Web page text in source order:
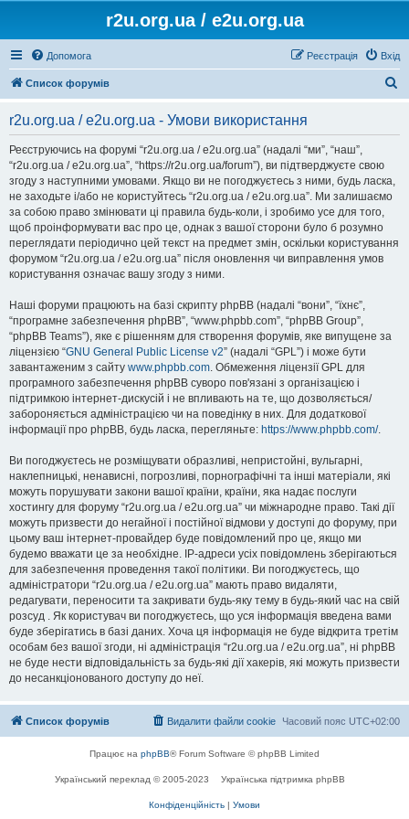
r2u.org.ua / e2u.org.ua
Допомога Вхід
Реєстрація
Список форумів
r2u.org.ua / e2u.org.ua - Умови використання
Реєструючись на форумі “r2u.org.ua / e2u.org.ua” (надалі “ми”, “наш”,
“r2u.org.ua / e2u.org.ua”, “https://r2u.org.ua/forum”), ви підтверджуєте свою
згоду з наступними умовами. Якщо ви не погоджуєтесь з ними, будь ласка,
не заходьте і/або не користуйтесь “r2u.org.ua / e2u.org.ua”. Ми залишаємо
за собою право змінювати ці правила будь-коли, і зробимо усе для того,
щоб проінформувати вас про це, однак з вашої сторони було б розумно
переглядати періодично цей текст на предмет змін, оскільки користування
форумом “r2u.org.ua / e2u.org.ua” після оновлення чи виправлення умов
користування означає вашу згоду з ними.
Наші форуми працюють на базі скрипту phpBB (надалі “вони”, “їхнє”,
“програмне забезпечення phpBB”, “www.phpbb.com”, “phpBB Group”,
“phpBB Teams”), яке є рішенням для створення форумів, яке випущене за
ліцензією “GNU General Public License v2” (надалі “GPL”) і може бути
завантаженим з сайту www.phpbb.com. Обмеження ліцензії GPL для
програмного забезпечення phpBB суворо пов'язані з організацією і
підтримкою інтернет-дискусій і не впливають на те, що дозволяється/
забороняється адміністрацією чи на поведінку в них. Для додаткової
інформації про phpBB, будь ласка, перегляньте: https://www.phpbb.com/.
Ви погоджуєтесь не розміщувати образливі, непристойні, вульгарні,
наклепницькі, ненависні, погрозливі, порнографічні та інші матеріали, які
можуть порушувати закони вашої країни, країни, яка надає послуги
хостингу для форуму “r2u.org.ua / e2u.org.ua” чи міжнародне право. Такі дії
можуть призвести до негайної і постійної відмови у доступі до форуму, при
цьому ваш інтернет-провайдер буде повідомлений про це, якщо ми
будемо вважати це за необхідне. IP-адреси усіх повідомлень зберігаються
для забезпечення проведення такої політики. Ви погоджуєтесь, що
адміністратори “r2u.org.ua / e2u.org.ua” мають право видаляти,
редагувати, переносити та закривати будь-яку тему в будь-який час на свій
розсуд . Як користувач ви погоджуєтесь, що уся інформація введена вами
буде зберігатись в базі даних. Хоча ця інформація не буде відкрита третім
особам без вашої згоди, ні адміністрація “r2u.org.ua / e2u.org.ua”, ні phpBB
не буде нести відповідальність за будь-які дії хакерів, які можуть призвести
до несанкціонованого доступу до неї.
Список форумів Часовий пояс UTC+02:00
Видалити файли cookie
Працює на phpBB® Forum Software © phpBB Limited
Український переклад © 2005-2023 Українська підтримка phpBB
Конфіденційність | Умови